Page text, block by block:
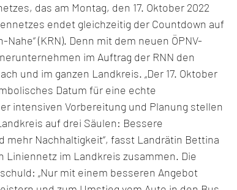
das am Montag, den 17. Oktober 2022
endet gleichzeitig der Countdown auf
(KRN). Denn mit dem neuen ÖPNV-
im Auftrag der RNN den
und im ganzen Landkreis. „Der 17. Oktober
Datum für eine echte
intensiven Vorbereitung und Planung stellen
auf drei Säulen: Bessere
Nachhaltigkeit“, fasst Landrätin Bettina
Liniennetz im Landkreis zusammen. Die
„Nur mit einem besseren Angebot